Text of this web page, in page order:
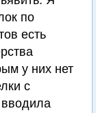
по
есть
у них нет
с